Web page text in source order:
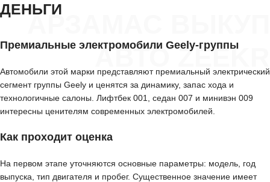
АРЗАМАС ВЫКУП
АВТО ZEEKR
ДЕНЬГИ
Премиальные электромобили Geely-группы
Автомобили этой марки представляют премиальный электрический
сегмент группы Geely и ценятся за динамику, запас хода и
технологичные салоны. Лифтбек 001, седан 007 и минивэн 009
интересны ценителям современных электромобилей.
Как проходит оценка
На первом этапе уточняются основные параметры: модель, год
выпуска, тип двигателя и пробег. Существенное значение имеет